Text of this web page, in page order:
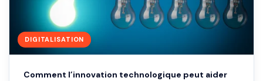
DIGITALISATION
Comment l’innovation technologique peut aider